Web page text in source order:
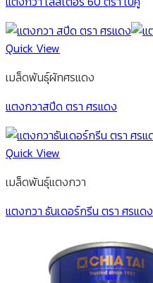
Quick View
เมล็ดพันธุ์ผักศรแดง
แตงกวาสปีด ตรา ศรแดง
Quick View
เมล็ดพันธุ์แตงกวา
แตงกวา ธันเดอร์กรีน ตรา ศรแดง